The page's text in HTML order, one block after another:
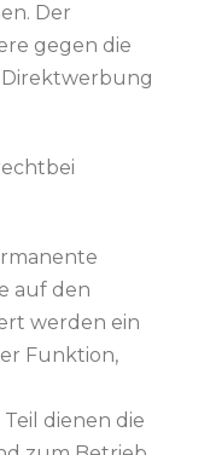
Der
gegen die
auf den
werden ein
Funktion,
dienen die